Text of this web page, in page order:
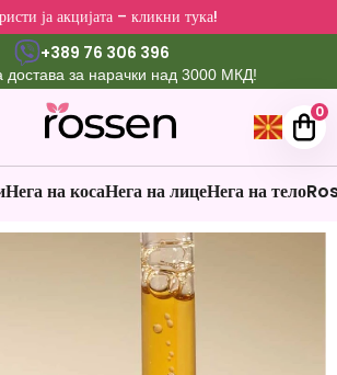
ја акцијата – кликни тука!
+389 76 306 396
достава за нарачки над 3000 МКД!
0
Нега на косаНега на лицеНега на тело